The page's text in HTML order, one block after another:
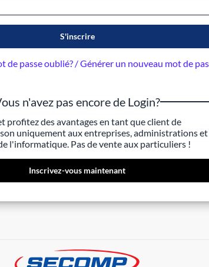
S'inscrire
de passe oublié? / Générer un nouveau mot de
n'avez pas encore de Login?
profitez des avantages en tant que client de
uniquement aux entreprises, administrations et
l'informatique. Pas de vente aux particuliers !
Inscrivez-vous maintenant